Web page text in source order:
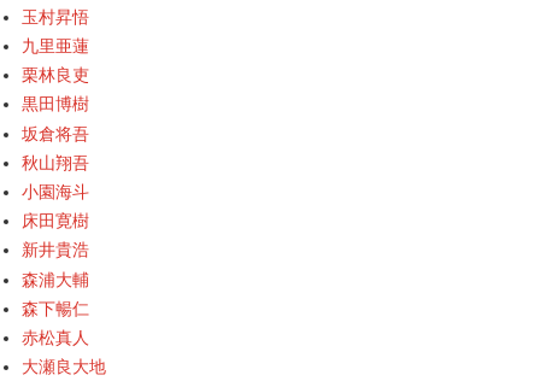
玉村昇悟
九里亜蓮
栗林良吏
黒田博樹
坂倉将吾
秋山翔吾
小園海斗
床田寛樹
新井貴浩
森浦大輔
森下暢仁
赤松真人
大瀬良大地